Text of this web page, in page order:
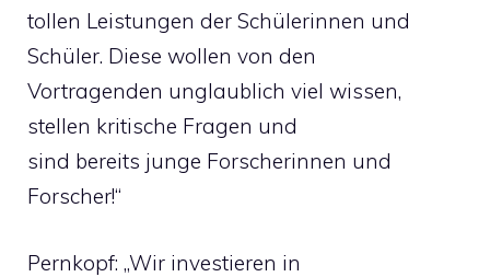
tollen Leistungen der Schülerinnen und
Schüler. Diese wollen von den
Vortragenden unglaublich viel wissen,
stellen kritische Fragen und
sind bereits junge Forscherinnen und
Forscher!“
Pernkopf: „Wir investieren in